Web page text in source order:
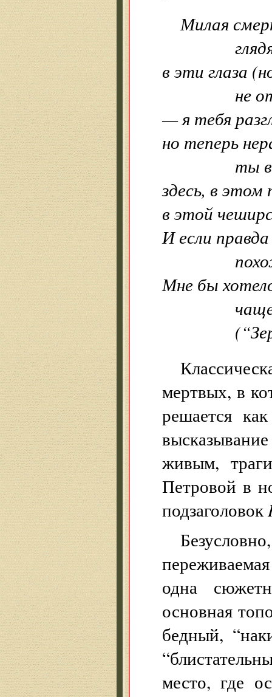
Милая
в эти глаза
не
— я тебя
но теперь
ты
здесь, в
в этой
И если
Мне бы
мертвых, в
решается
живым,
Петровой в
подзаголовок
одна
основная
бедный,
место, где